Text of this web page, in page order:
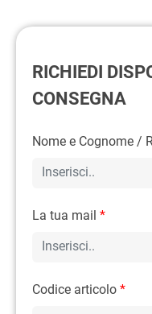
RICHIEDI
CONSEGNA
Nome e Cognome /
La tua mail *
Codice articolo *